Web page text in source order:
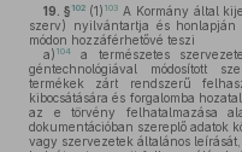
19. § 102 (1) 103A Kormány által
szerv) nyilvántartja és honlapján
módon hozzáférhetővé teszi
a) 104
a természetes
géntechnológiával módosított
termékek zárt rendszerű
kibocsátására és forgalomba
az e törvény felhatalmazása
dokumentációban szereplő adatok
vagy szervezetek általános